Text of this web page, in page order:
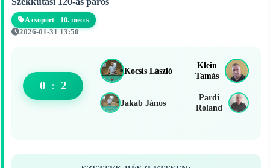
A csoport - 10. meccs
2026-01-31 13:50
Kocsis László
Jakab János
0 : 2
Klein
Tamás
Pardi
Roland